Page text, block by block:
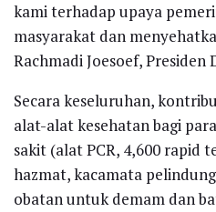
kami terhadap upaya
masyarakat dan
Rachmadi Joesoef,
Secara keseluruhan,
alat-alat kesehatan bagi
sakit (alat PCR, 4,600 rapid
hazmat, kacamata
obatan untuk demam dan